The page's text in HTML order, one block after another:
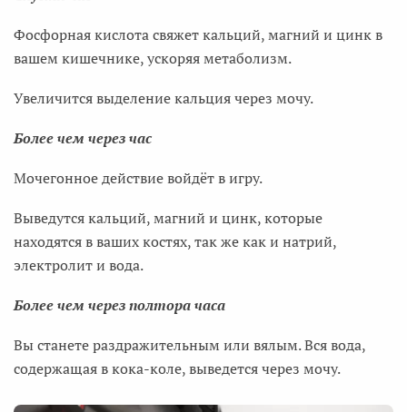
Фосфорная кислота свяжет кальций, магний и цинк в
вашем кишечнике, ускоряя метаболизм.
Увеличится выделение кальция через мочу.
Более чем через час
Мочегонное действие войдёт в игру.
Выведутся кальций, магний и цинк, которые
находятся в ваших костях, так же как и натрий,
электролит и вода.
Более чем через полтора часа
Вы станете раздражительным или вялым. Вся вода,
содержащая в кока-коле, выведется через мочу.